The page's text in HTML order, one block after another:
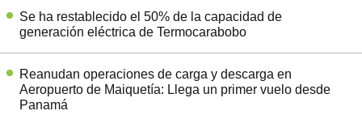
Se ha restablecido el 50% de la capacidad de
generación eléctrica de Termocarabobo
Reanudan operaciones de carga y descarga en
Aeropuerto de Maiquetía: Llega un primer vuelo desde
Panamá